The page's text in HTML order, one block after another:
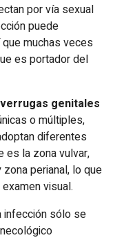
por vía sexual
puede
muchas veces
es portador del
verrugas genitales
o múltiples,
diferentes
es la zona vulvar,
perianal, lo que
visual.
infección sólo se